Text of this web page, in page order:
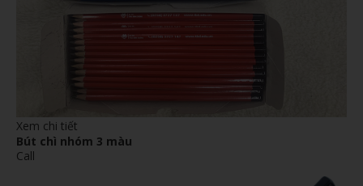
Xem chi tiết
Bút chì nhóm 3 màu
Call